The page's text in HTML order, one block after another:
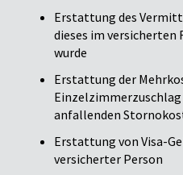
Erstattung des
dieses im
wurde
Erstattung der
Einzelzimmerzuschlag
anfallenden
Erstattung von Visa-
versicherter Person